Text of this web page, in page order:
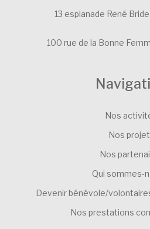
13 esplanade René
100 rue de la Bonne
Nos
Nos
Nos
Qui sommes-
Devenir bénévole/
Nos prestations